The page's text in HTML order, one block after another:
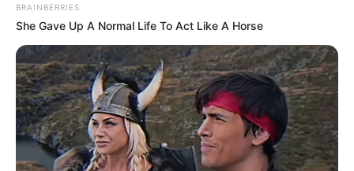
BRAINBERRIES
She Gave Up A Normal Life To Act Like A Horse